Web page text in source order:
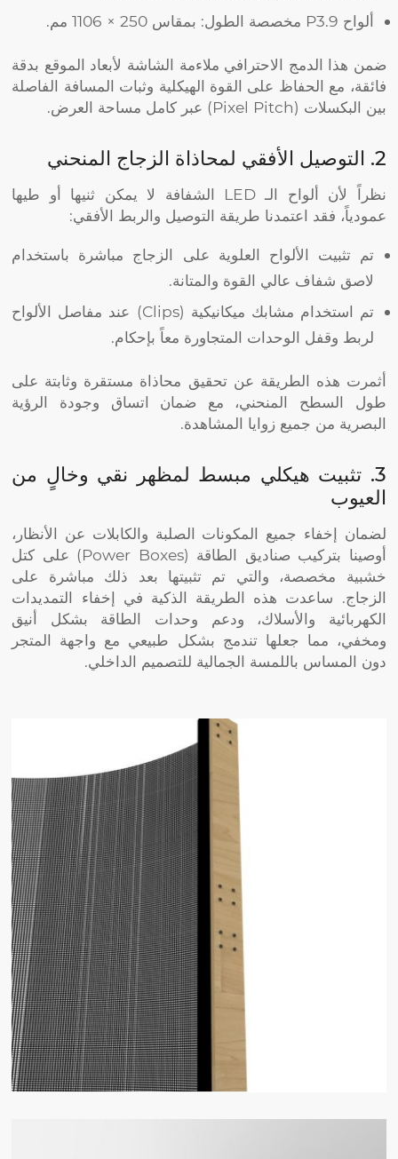
ألواح P3.9 مخصصة الطول: بمقاس 250 × 1106 مم.
ضمن هذا الدمج الاحترافي ملاءمة الشاشة لأبعاد الموقع بدقة
فائقة، مع الحفاظ على القوة الهيكلية وثبات المسافة الفاصلة
بين البكسلات (Pixel Pitch) عبر كامل مساحة العرض.
2. التوصيل الأفقي لمحاذاة الزجاج المنحني
نظراً لأن ألواح الـ LED الشفافة لا يمكن ثنيها أو طيها
عمودياً، فقد اعتمدنا طريقة التوصيل والربط الأفقي:
تم تثبيت الألواح العلوية على الزجاج مباشرة باستخدام
لاصق شفاف عالي القوة والمتانة.
تم استخدام مشابك ميكانيكية (Clips) عند مفاصل الألواح
لربط وقفل الوحدات المتجاورة معاً بإحكام.
أثمرت هذه الطريقة عن تحقيق محاذاة مستقرة وثابتة على
طول السطح المنحني، مع ضمان اتساق وجودة الرؤية
البصرية من جميع زوايا المشاهدة.
3. تثبيت هيكلي مبسط لمظهر نقي وخالٍ من
العيوب
لضمان إخفاء جميع المكونات الصلبة والكابلات عن الأنظار،
أوصينا بتركيب صناديق الطاقة (Power Boxes) على كتل
خشبية مخصصة، والتي تم تثبيتها بعد ذلك مباشرة على
الزجاج. ساعدت هذه الطريقة الذكية في إخفاء التمديدات
الكهربائية والأسلاك، ودعم وحدات الطاقة بشكل أنيق
ومخفي، مما جعلها تندمج بشكل طبيعي مع واجهة المتجر
دون المساس باللمسة الجمالية للتصميم الداخلي.